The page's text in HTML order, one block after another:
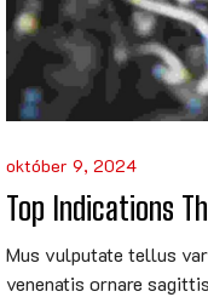
október 9, 2024
Top Indications
Mus vulputate tellus
venenatis ornare